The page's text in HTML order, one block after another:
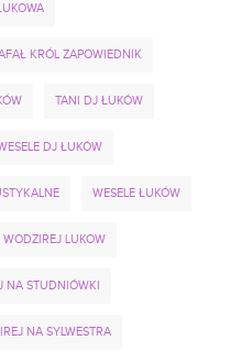
KRÓL ZAPOWIEDNIK
TANI DJ ŁUKÓW
DJ ŁUKÓW
WESELE ŁUKÓW
WODZIREJ LUKOW
NA STUDNIÓWKI
NA SYLWESTRA